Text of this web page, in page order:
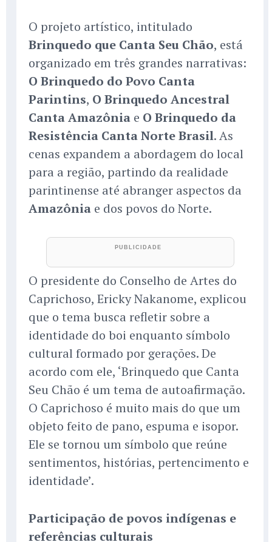
O projeto artístico, intitulado
Brinquedo que Canta Seu Chão, está
organizado em três grandes narrativas:
O Brinquedo do Povo Canta
Parintins, O Brinquedo Ancestral
Canta Amazônia e O Brinquedo da
Resistência Canta Norte Brasil. As
cenas expandem a abordagem do local
para a região, partindo da realidade
parintinense até abranger aspectos da
Amazônia e dos povos do Norte.
O presidente do Conselho de Artes do
Caprichoso, Ericky Nakanome, explicou
que o tema busca refletir sobre a
identidade do boi enquanto símbolo
cultural formado por gerações. De
acordo com ele, ‘Brinquedo que Canta
Seu Chão é um tema de autoafirmação.
O Caprichoso é muito mais do que um
objeto feito de pano, espuma e isopor.
Ele se tornou um símbolo que reúne
sentimentos, histórias, pertencimento e
identidade’.
Participação de povos indígenas e
referências culturais